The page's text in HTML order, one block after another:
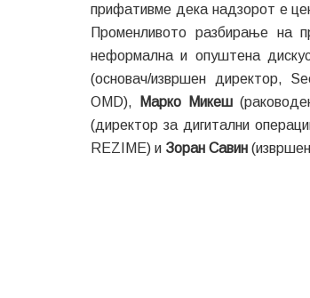
прифативме дека надзорот е
Променливото разбирање на
неформална и опуштена
(основач/извршен директор,
OMD),
Марко Микеш
(директор за дигитални
REZIME) и Зорaн Савин